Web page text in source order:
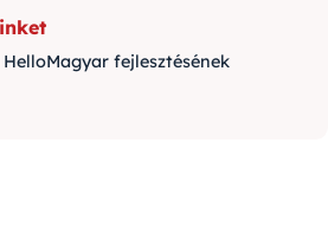
HelloMagyar fejlesztésének